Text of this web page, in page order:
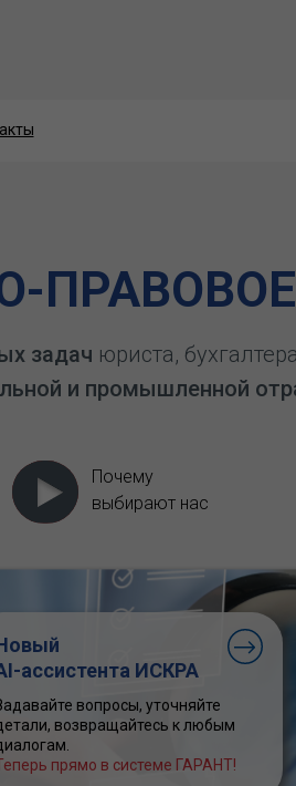
задач юриста,
и промышленной
Почему
выбирают нас
ассистента ИСКРА
вопросы, уточняйте
возвращайтесь к любым
прямо в системе ГАРАНТ!